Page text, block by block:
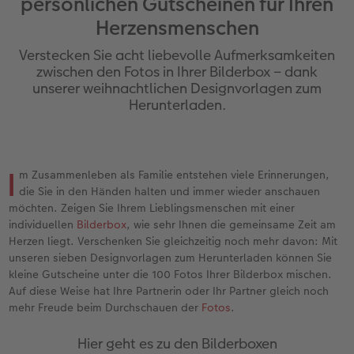
Erinnerungstasche
Bestellwege
Reisefotobuch
Kundenbeispiele
Webinare & VHS
Fotobuch für Anfänger
Erste Schritte
Fotocollage
Acrylglas
Hartschaum
Mehrteiler
Bestellwege
Ideen zur Wandgestaltung
CEWE myPhotos
Fotosets
Art Prints
Fotogrößen & Formate
Bestellwege
Last Minute Fotos
CEWE myPhotos
Fotos digitalisieren
Sofortfotos
Sofortfotos mit Rahmen
Sofortfotostreifen
Sofortfotogrußkarten
Sofortfotosets
Sofortfotocollagen
Mehrteilige Sofortfotos
Fototassen
Trinkflasche
Textilien
Art Prints
Faber-Castell
Foto-Geschenkbox
CEWE Geschenkgutschein
Babykarten
Taufkarten
Digitale Grußkarte
Bestellwege
Papierqualitäten
Weitere Anlässe
CEWE myPhotos
Silikonhüllen
Kunststoffhüllen
Bio-based Case
Mit Design
Bestellwege
Inspiration
Neuheiten
Wandkalender Fineline
Papierqualitäten
Kalender mit fertigem Design
Gestaltungsideen
CEWE myPhotos
Neuheiten
Extras
für Männer
für Freundinnen
für Tierfreunde
Einfach & schnell gestaltet
Besondere Geschenkideen
CEWE myPhotos
Baby
Kreative Ideen mit Sofortfotos
Softwaretipps
Videotutorials
Anleitungen & Hilfe
Fototipps
Fotowettbewerbe
Neue Funktionen
Softwaretipps
Herzensmenschen
Verstecken Sie acht liebevolle Aufmerksamkeiten
zwischen den Fotos in Ihrer Bilderbox – dank
unserer weihnachtlichen Designvorlagen zum
Herunterladen.
I m Zusammenleben als Familie entstehen viele Erinnerungen,
die Sie in den Händen halten und immer wieder anschauen
möchten. Zeigen Sie Ihrem Lieblingsmenschen mit einer
individuellen Bilderbox, wie sehr Ihnen die gemeinsame Zeit am
Herzen liegt. Verschenken Sie gleichzeitig noch mehr davon: Mit
unseren sieben Designvorlagen zum Herunterladen können Sie
kleine Gutscheine unter die 100 Fotos Ihrer Bilderbox mischen.
Auf diese Weise hat Ihre Partnerin oder Ihr Partner gleich noch
mehr Freude beim Durchschauen der Fotos.
Hier geht es zu den Bilderboxen